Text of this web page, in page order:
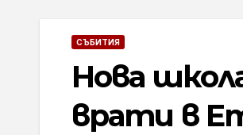
СЪБИТИЯ
Нова
врати в